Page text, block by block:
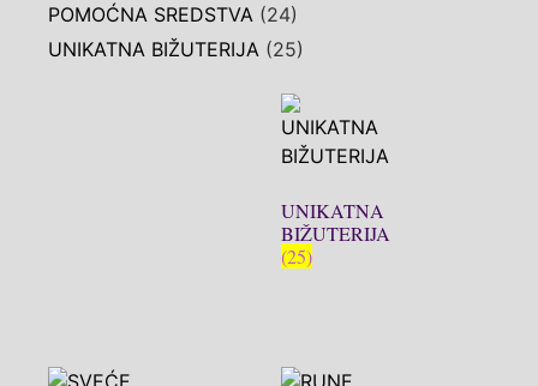
POMOĆNA SREDSTVA (24)
UNIKATNA BIŽUTERIJA (25)
UNIKATNA
BIŽUTERIJA
(25)